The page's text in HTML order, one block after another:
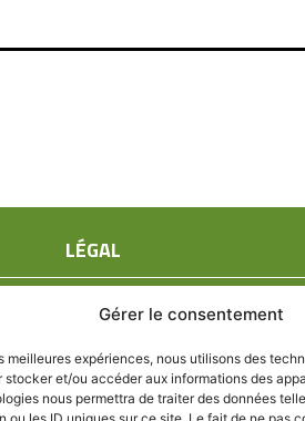
Gérer le consentement
meilleures expériences, nous utilisons des
stocker et/ou accéder aux informations des
nous permettra de traiter des données
LÉGAL
Mentions légales
Politique de confidentialité
Politique de cookies (UE)